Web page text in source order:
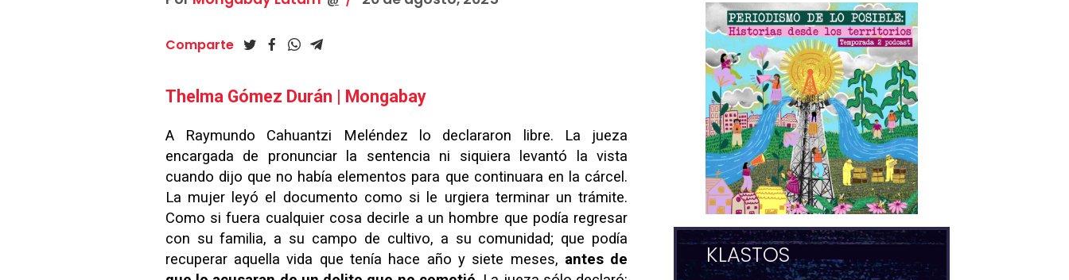
Comparte
Thelma Gómez Durán | Mongabay
A Raymundo Cahuantzi Meléndez lo declararon libre. La jueza
encargada de pronunciar la sentencia ni siquiera levantó la vista
cuando dijo que no había elementos para que continuara en la cárcel.
La mujer leyó el documento como si le urgiera terminar un trámite.
Como si fuera cualquier cosa decirle a un hombre que podía regresar
con su familia, a su campo de cultivo, a su comunidad; que podía
recuperar aquella vida que tenía hace año y siete meses, antes de
KLASTOS